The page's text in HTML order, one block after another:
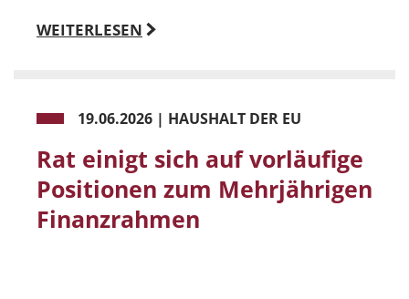
WEITERLESEN
19.06.2026 | HAUSHALT DER EU
Rat einigt sich auf vorläufige
Positionen zum Mehrjährigen
Finanzrahmen